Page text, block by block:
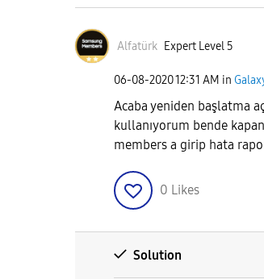
Alfatürk Expert Level 5
‎06-08-202012:31 AM in
Acaba yeniden başlatma
kullanıyorum bende
members a girip hata
0 Likes
Solution